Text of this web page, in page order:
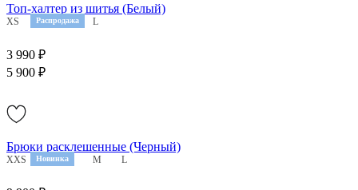
Распродажа
Топ-халтер из шитья (Белый)
XS S M L
3 990 ₽
5 900 ₽
Новинка
Брюки расклешенные (Черный)
XXS XS S M L